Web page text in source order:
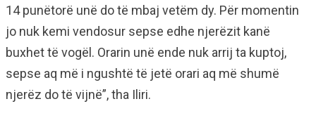
14 punëtorë unë do të mbaj vetëm dy. Për momentin
jo nuk kemi vendosur sepse edhe njerëzit kanë
buxhet të vogël. Orarin unë ende nuk arrij ta kuptoj,
sepse aq më i ngushtë të jetë orari aq më shumë
njerëz do të vijnë”, tha Iliri.